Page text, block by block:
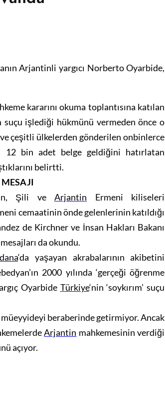
Arjantinli yargıcı Norberto Oyarbide,
kararını okuma toplantısına katılan
suçu işlediği hükmünü vermeden önce o
çeşitli ülkelerden gönderilen onbinlerce
12 bin adet belge geldiğini hatırlatan
belirtti.
MESAJI
Şili veArjantin Ermeni kiliseleri
cemaatinin önde gelenlerinin katıldığı
de Kirchner ve İnsan Hakları Bakanı
da okundu.
‘da yaşayan akrabalarının akibetini
2000 yılında ‘gerçeği öğrenme
Oyarbide Türkiye‘nin ‘soykırım’ suçu
beraberinde getirmiyor. Ancak
Arjantin mahkemesinin verdiği
açıyor.